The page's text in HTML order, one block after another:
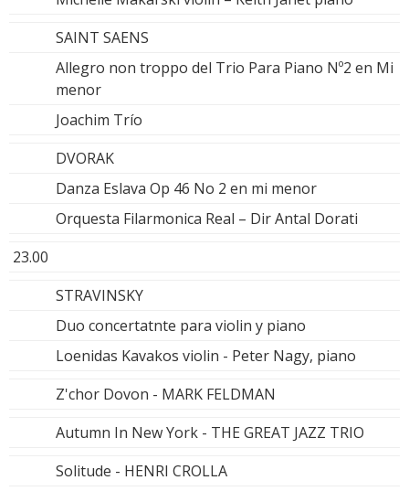
SAINT SAENS
Allegro non troppo del Trio Para Piano Nº2 en Mi
menor
Joachim Trío
DVORAK
Danza Eslava Op 46 No 2 en mi menor
Orquesta Filarmonica Real – Dir Antal Dorati
23.00
STRAVINSKY
Duo concertatnte para violin y piano
Loenidas Kavakos violin - Peter Nagy, piano
Z'chor Dovon - MARK FELDMAN
Autumn In New York - THE GREAT JAZZ TRIO
Solitude - HENRI CROLLA